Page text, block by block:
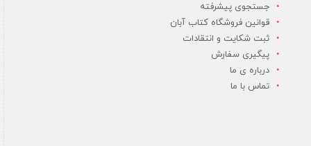
جستجوی پیشرفته
قوانین فروشگاه کتاب آبان
ثبت شکایت و انتقادات
پیگیری سفارش
درباره ی ما
تماس با ما